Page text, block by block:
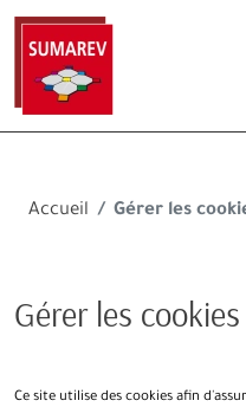
Accueil Gérer les
Gérer les cookies
Ce site utilise des cookies afin